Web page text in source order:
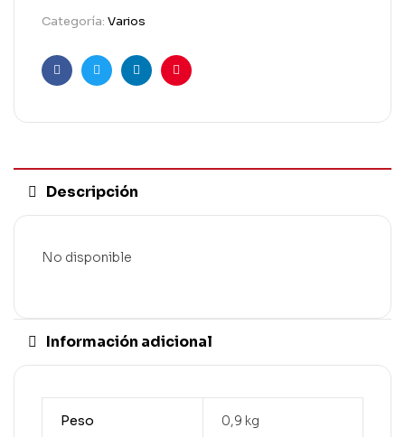
Categoría: Varios
FacebookTwitterLinkedinPinterest
Descripción
No disponible
Información adicional
Peso 0,9 kg